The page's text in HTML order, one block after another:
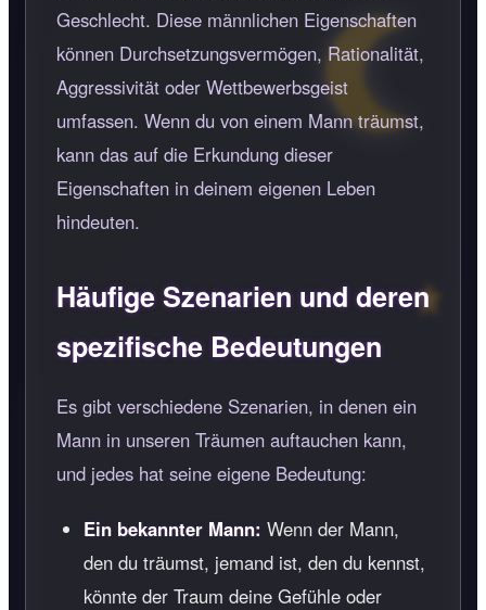
Geschlecht. Diese männlichen Eigenschaften
können Durchsetzungsvermögen, Rationalität,
Aggressivität oder Wettbewerbsgeist
umfassen. Wenn du von einem Mann träumst,
kann das auf die Erkundung dieser
Eigenschaften in deinem eigenen Leben
hindeuten.
Häufige Szenarien und deren
spezifische Bedeutungen
Es gibt verschiedene Szenarien, in denen ein
Mann in unseren Träumen auftauchen kann,
und jedes hat seine eigene Bedeutung:
Ein bekannter Mann: Wenn der Mann,
den du träumst, jemand ist, den du kennst,
könnte der Traum deine Gefühle oder